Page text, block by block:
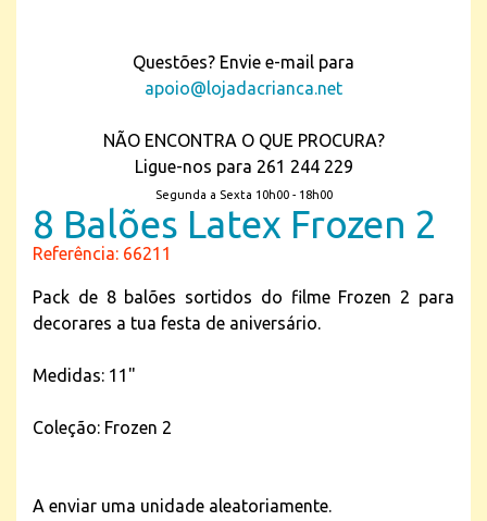
Questões? Envie e-mail para
apoio@lojadacrianca.net
NÃO ENCONTRA O QUE PROCURA?
Ligue-nos para 261 244 229
Segunda a Sexta 10h00 - 18h00
8 Balões Latex Frozen 2
Referência: 66211
Pack de 8 balões sortidos do filme Frozen 2 para
decorares a tua festa de aniversário.
Medidas: 11"
Coleção: Frozen 2
A enviar uma unidade aleatoriamente.